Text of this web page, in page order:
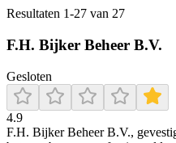
Resultaten 1-27 van 27
F.H. Bijker Beheer B.V.
Gesloten
4.9
F.H. Bijker Beheer B.V.,